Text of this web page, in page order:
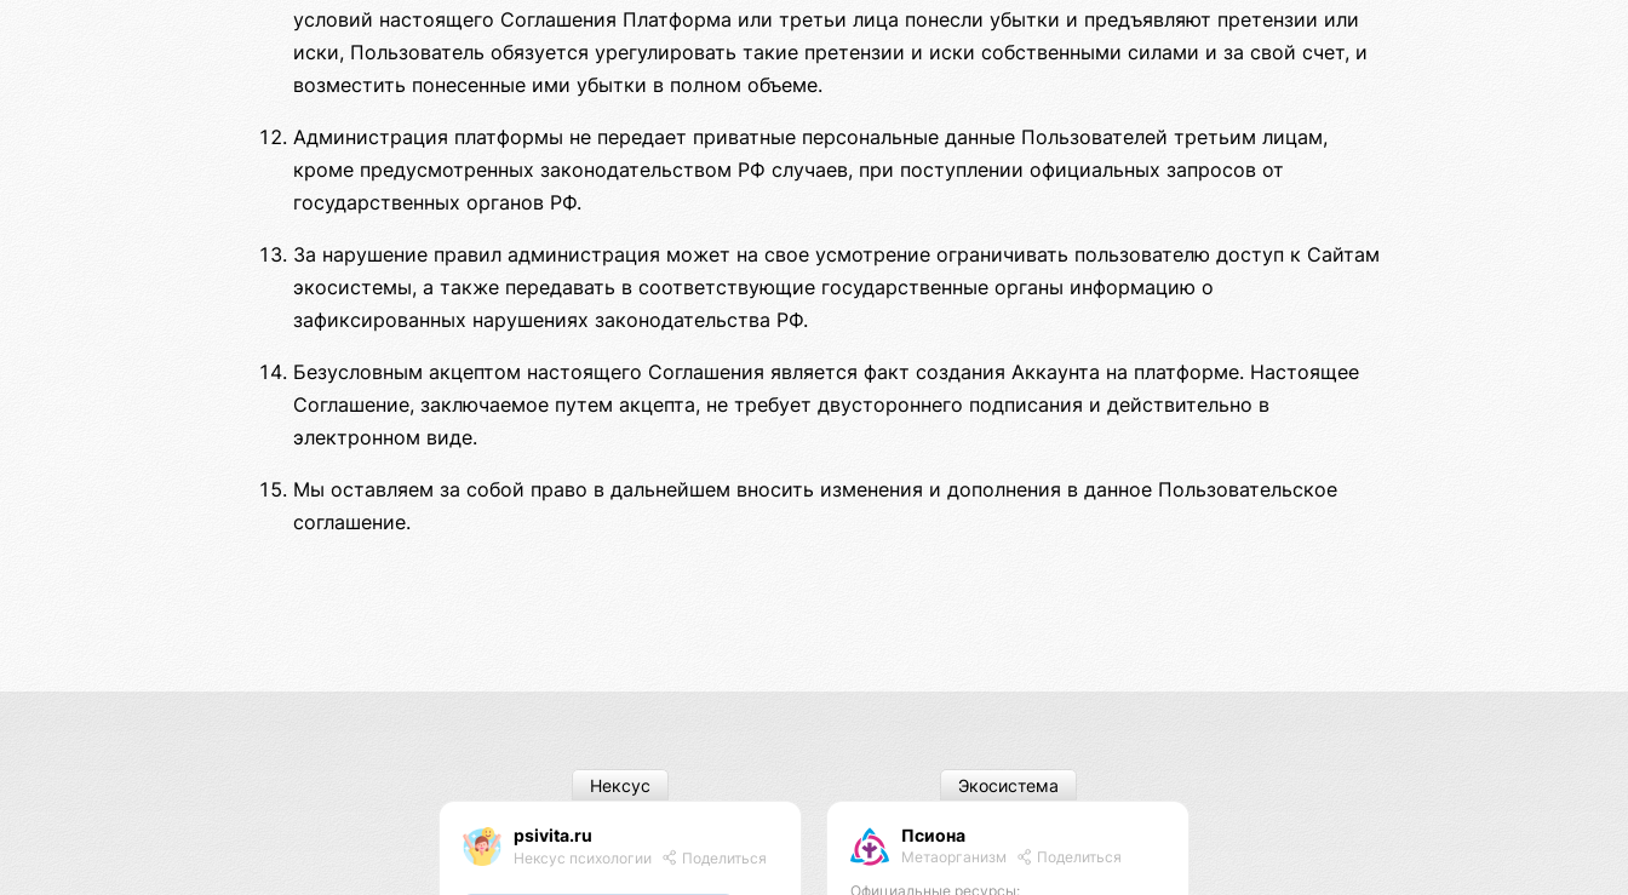
условий настоящего Соглашения Платформа или третьи лица понесли убытки и предъявляют претензии или
иски, Пользователь обязуется урегулировать такие претензии и иски собственными силами и за свой счет, и
возместить понесенные ими убытки в полном объеме.
Администрация платформы не передает приватные персональные данные Пользователей третьим лицам,
кроме предусмотренных законодательством РФ случаев, при поступлении официальных запросов от
государственных органов РФ.
За нарушение правил администрация может на свое усмотрение ограничивать пользователю доступ к Сайтам
экосистемы, а также передавать в соответствующие государственные органы информацию о
зафиксированных нарушениях законодательства РФ.
Безусловным акцептом настоящего Соглашения является факт создания Аккаунта на платформе. Настоящее
Соглашение, заключаемое путем акцепта, не требует двустороннего подписания и действительно в
электронном виде.
Мы оставляем за собой право в дальнейшем вносить изменения и дополнения в данное Пользовательское
соглашение.
psivita.ru
Нексус психологии Поделиться
Нексус
Псиона
Метаорганизм
Поделиться
Официальные ресурсы:
Экосистема